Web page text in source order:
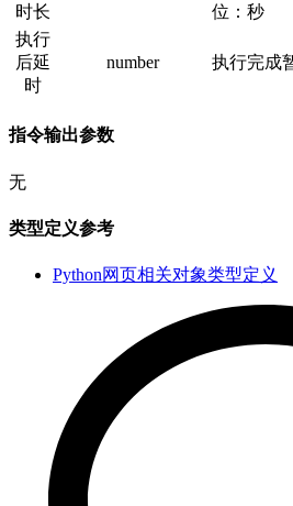
时长
位：秒
执行
后延
时
number 执行完成
指令输出参数
无
类型定义参考
Python网页相关对象类型定义